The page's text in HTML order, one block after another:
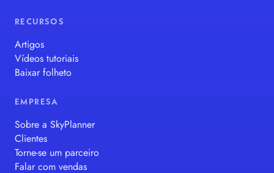
RECURSOS
Artigos
Vídeos tutoriais
Baixar folheto
EMPRESA
Sobre a SkyPlanner
Clientes
Torne-se um parceiro
Falar com vendas